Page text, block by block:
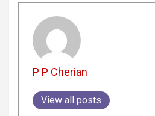
P P Cherian
View all posts